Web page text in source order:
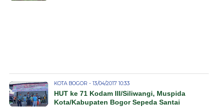
KOTA BOGOR - 13/04/2017 10:33
HUT ke 71 Kodam III/Siliwangi, Muspida
Kota/Kabupaten Bogor Sepeda Santai